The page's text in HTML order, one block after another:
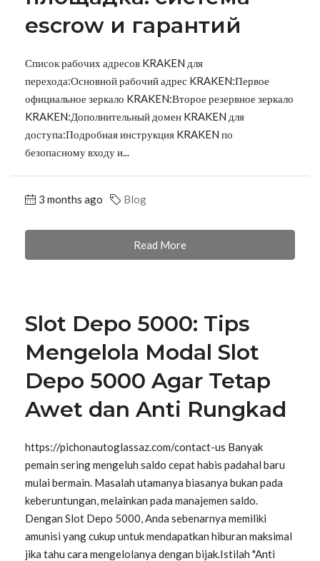
escrow и гарантий
Список рабочих адресов KRAKEN для
перехода:Основной рабочий адрес KRAKEN:Первое
официальное зеркало KRAKEN:Второе резервное зеркало
KRAKEN:Дополнительный домен KRAKEN для
доступа:Подробная инструкция KRAKEN по
безопасному входу и...
3 months ago Blog
Read More
Slot Depo 5000: Tips
Mengelola Modal Slot
Depo 5000 Agar Tetap
Awet dan Anti Rungkad
https://pichonautoglassaz.com/contact-us Banyak
pemain sering mengeluh saldo cepat habis padahal baru
mulai bermain. Masalah utamanya biasanya bukan pada
keberuntungan, melainkan pada manajemen saldo.
Dengan Slot Depo 5000, Anda sebenarnya memiliki
amunisi yang cukup untuk mendapatkan hiburan maksimal
jika tahu cara mengelolanya dengan bijak.Istilah "Anti